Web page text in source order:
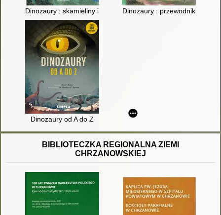
Dinozaury : skamieliny i pióra Dinozaury : przewodnik
Dinozaury od A do Z
BIBLIOTECZKA REGIONALNA ZIEMI
CHRZANOWSKIEJ